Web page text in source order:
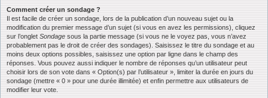
Comment créer un sondage ?
Il est facile de créer un sondage, lors de la publication d’un nouveau sujet ou la
modification du premier message d’un sujet (si vous en avez les permissions), cliquez
sur l’onglet Sondage sous la partie message (si vous ne le voyez pas, vous n’avez
probablement pas le droit de créer des sondages). Saisissez le titre du sondage et au
moins deux options possibles, saisissez une option par ligne dans le champ des
réponses. Vous pouvez aussi indiquer le nombre de réponses qu’un utilisateur peut
choisir lors de son vote dans « Option(s) par l’utilisateur », limiter la durée en jours du
sondage (mettre « 0 » pour une durée illimitée) et enfin permettre aux utilisateurs de
modifier leur vote.